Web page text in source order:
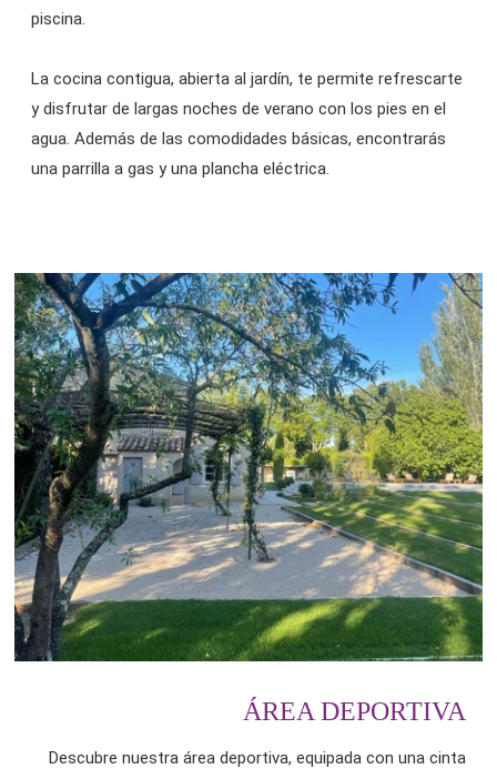
piscina.
La cocina contigua, abierta al jardín, te permite refrescarte
y disfrutar de largas noches de verano con los pies en el
agua. Además de las comodidades básicas, encontrarás
una parrilla a gas y una plancha eléctrica.
ÁREA DEPORTIVA
Descubre nuestra área deportiva, equipada con una cinta